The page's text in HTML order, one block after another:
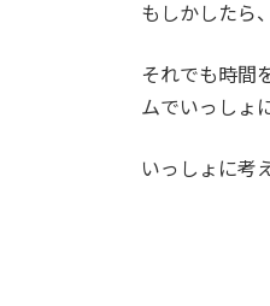
もしかしたら
それでも時間
ムでいっしょ
いっしょに考